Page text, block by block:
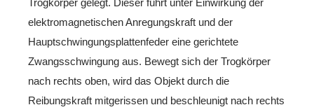
Trogkörper gelegt. Dieser führt unter Einwirkung der
elektromagnetischen Anregungskraft und der
Hauptschwingungsplattenfeder eine gerichtete
Zwangsschwingung aus. Bewegt sich der Trogkörper
nach rechts oben, wird das Objekt durch die
Reibungskraft mitgerissen und beschleunigt nach rechts